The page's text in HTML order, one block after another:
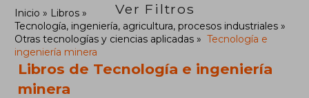
Ver Filtros
Inicio
Libros
Tecnología, ingeniería, agricultura, procesos industriales
Otras tecnologías y ciencias aplicadas
Tecnología e
ingeniería minera
Libros de Tecnología e ingeniería
minera